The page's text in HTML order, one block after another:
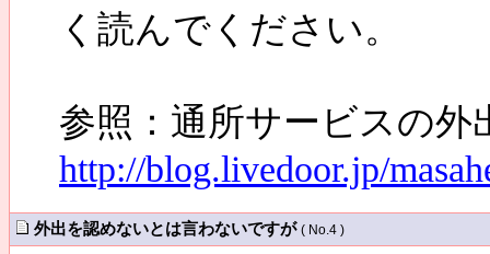
く読んでください。
参照：通所サービスの
http://blog.livedoor.jp/
外出を認めないとは言わないですが ( No.4 )